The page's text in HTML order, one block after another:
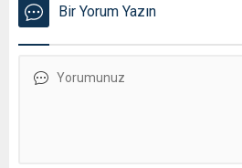
Bir Yorum Yazın